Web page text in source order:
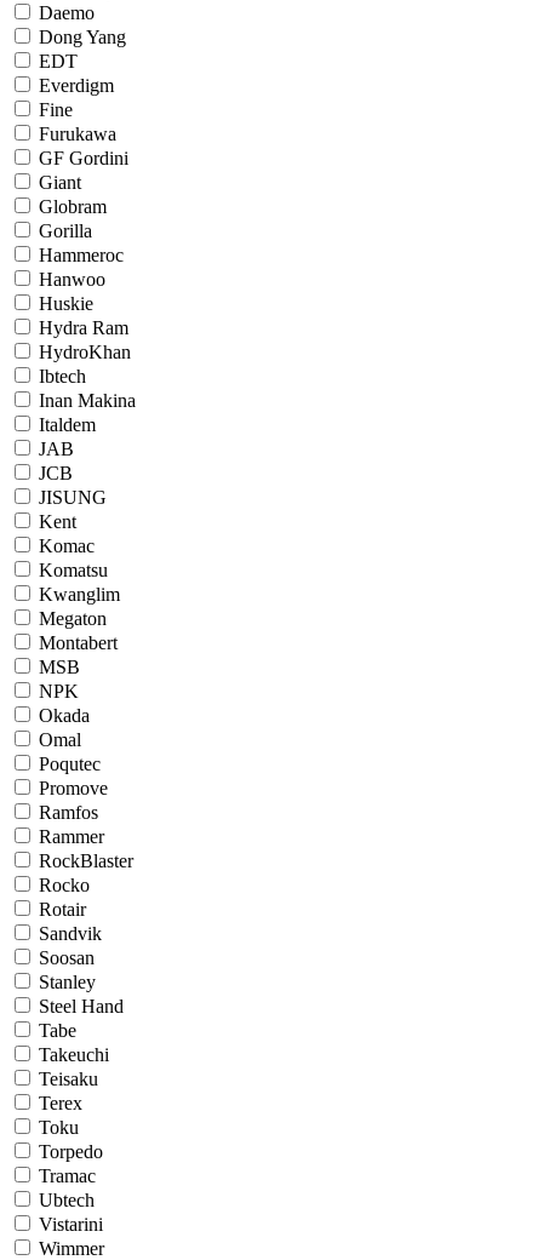
Daemo
Dong Yang
EDT
Everdigm
Fine
Furukawa
GF Gordini
Giant
Globram
Gorilla
Hammeroc
Hanwoo
Huskie
Hydra Ram
HydroKhan
Ibtech
Inan Makina
Italdem
JAB
JCB
JISUNG
Kent
Komac
Komatsu
Kwanglim
Megaton
Montabert
MSB
NPK
Okada
Omal
Poqutec
Promove
Ramfos
Rammer
RockBlaster
Rocko
Rotair
Sandvik
Soosan
Stanley
Steel Hand
Tabe
Takeuchi
Teisaku
Terex
Toku
Torpedo
Tramac
Ubtech
Vistarini
Wimmer